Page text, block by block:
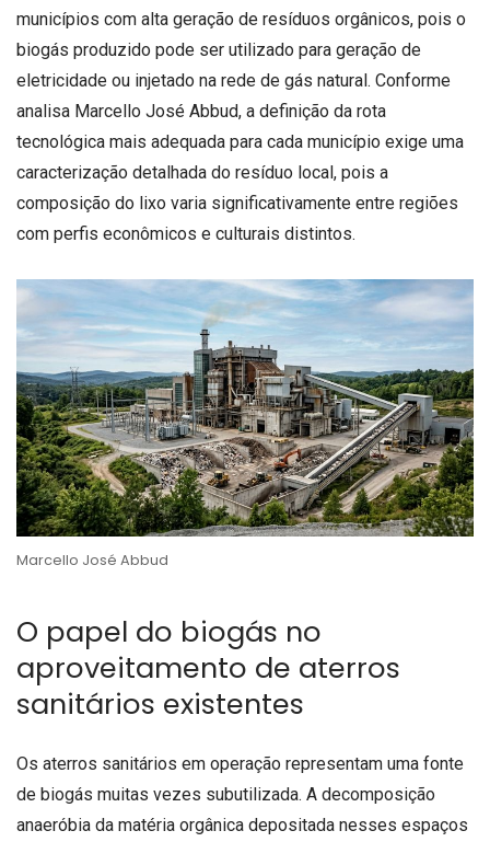
municípios com alta geração de resíduos orgânicos, pois o
biogás produzido pode ser utilizado para geração de
eletricidade ou injetado na rede de gás natural. Conforme
analisa Marcello José Abbud, a definição da rota
tecnológica mais adequada para cada município exige uma
caracterização detalhada do resíduo local, pois a
composição do lixo varia significativamente entre regiões
com perfis econômicos e culturais distintos.
Marcello José Abbud
O papel do biogás no
aproveitamento de aterros
sanitários existentes
Os aterros sanitários em operação representam uma fonte
de biogás muitas vezes subutilizada. A decomposição
anaeróbia da matéria orgânica depositada nesses espaços